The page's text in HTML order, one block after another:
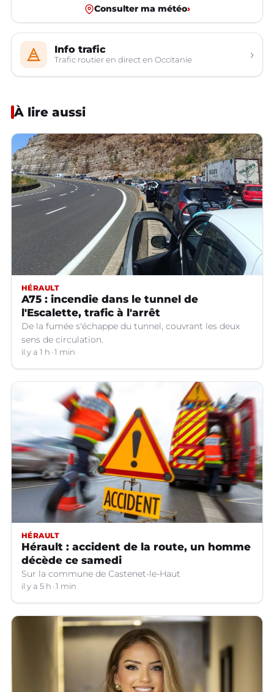
Consulter ma météo›
Info trafic
Trafic routier en direct en Occitanie ›
À lire aussi
HÉRAULT
A75 : incendie dans le tunnel de
l'Escalette, trafic à l'arrêt
De la fumée s'échappe du tunnel, couvrant les deux
sens de circulation.
il y a 1 h 1 min
HÉRAULT
Hérault : accident de la route, un homme
décède ce samedi
Sur la commune de Castenet-le-Haut
il y a 5 h 1 min